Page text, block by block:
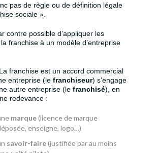
pas de règle ou de définition légale
sociale ».
contre possible d’appliquer les
franchise à un modèle d’entreprise
La franchise est un accord commercial
entreprise (le franchiseur) s’engage
autre entreprise (le franchisé), en
redevance :
marque(licence de marque
enseigne, logo…)
savoir-faire(justifiée par au moins